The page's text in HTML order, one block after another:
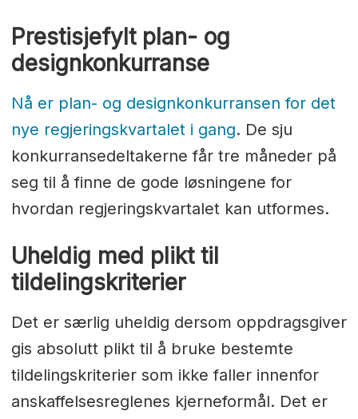
Prestisjefylt plan- og
designkonkurranse
Nå er plan- og designkonkurransen for det
nye regjeringskvartalet i gang. De sju
konkurransedeltakerne får tre måneder på
seg til å finne de gode løsningene for
hvordan regjeringskvartalet kan utformes.
Uheldig med plikt til
tildelingskriterier
Det er særlig uheldig dersom oppdragsgiver
gis absolutt plikt til å bruke bestemte
tildelingskriterier som ikke faller innenfor
anskaffelsesreglenes kjerneformål. Det er